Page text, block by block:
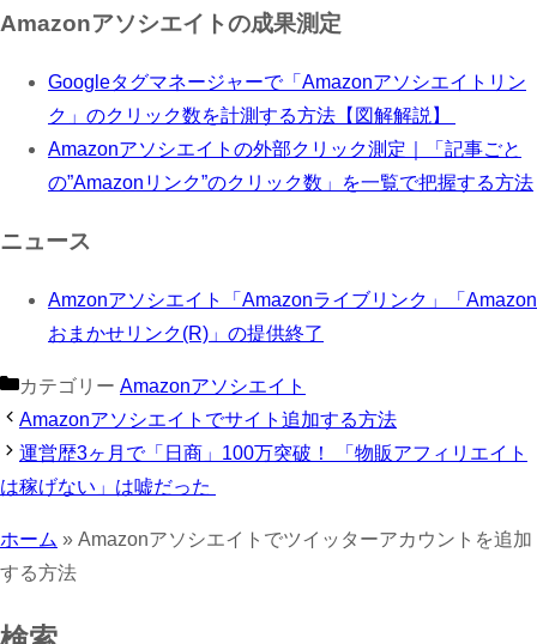
Amazonアソシエイトの成果測定
Googleタグマネージャーで「Amazonアソシエイトリン
ク」のクリック数を計測する方法【図解解説】
Amazonアソシエイトの外部クリック測定｜「記事ごと
の”Amazonリンク”のクリック数」を一覧で把握する方法
ニュース
Amzonアソシエイト「Amazonライブリンク」「Amazon
おまかせリンク(R)」の提供終了
カテゴリー Amazonアソシエイト
Amazonアソシエイトでサイト追加する方法
運営歴3ヶ月で「日商」100万突破！ 「物販アフィリエイト
は稼げない」は嘘だった 
ホーム » Amazonアソシエイトでツイッターアカウントを追加
する方法